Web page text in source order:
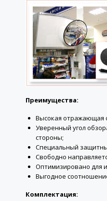
Преимущества:
Высокая отражающая
Уверенный угол
стороны;
Специальный
Свободно
Оптимизировано для
Выгодное
Комплектация: